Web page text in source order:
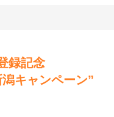
録記念
キャンペーン”